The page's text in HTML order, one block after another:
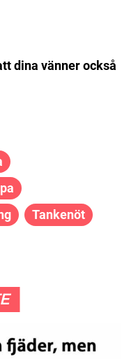
dina vänner också
Tankenöt